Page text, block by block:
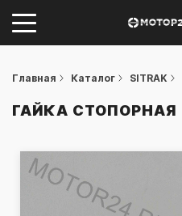
Главная Каталог SITRAK
ГАЙКА СТОПОРНАЯ